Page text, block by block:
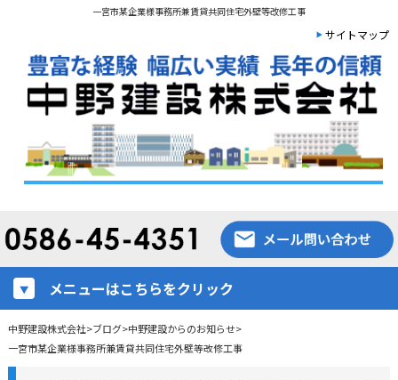
一宮市某企業様事務所兼賃貸共同住宅外壁等改修工事
サイトマップ
メニューはこちらをクリック
中野建設株式会社>ブログ>中野建設からのお知らせ>
一宮市某企業様事務所兼賃貸共同住宅外壁等改修工事